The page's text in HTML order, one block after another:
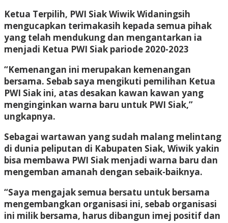
Ketua Terpilih, PWI Siak Wiwik Widaningsih
mengucapkan terimakasih kepada semua pihak
yang telah mendukung dan mengantarkan ia
menjadi Ketua PWI Siak pariode 2020-2023
“Kemenangan ini merupakan kemenangan
bersama. Sebab saya mengikuti pemilihan Ketua
PWI Siak ini, atas desakan kawan kawan yang
menginginkan warna baru untuk PWI Siak,”
ungkapnya.
Sebagai wartawan yang sudah malang melintang
di dunia peliputan di Kabupaten Siak, Wiwik yakin
bisa membawa PWI Siak menjadi warna baru dan
mengemban amanah dengan sebaik-baiknya.
“Saya mengajak semua bersatu untuk bersama
mengembangkan organisasi ini, sebab organisasi
ini milik bersama, harus dibangun imej positif dan